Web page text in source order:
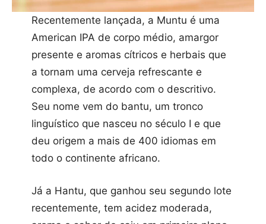
Recentemente lançada, a Muntu é uma
American IPA de corpo médio, amargor
presente e aromas cítricos e herbais que
a tornam uma cerveja refrescante e
complexa, de acordo com o descritivo.
Seu nome vem do bantu, um tronco
linguístico que nasceu no século I e que
deu origem a mais de 400 idiomas em
todo o continente africano.
Já a Hantu, que ganhou seu segundo lote
recentemente, tem acidez moderada,